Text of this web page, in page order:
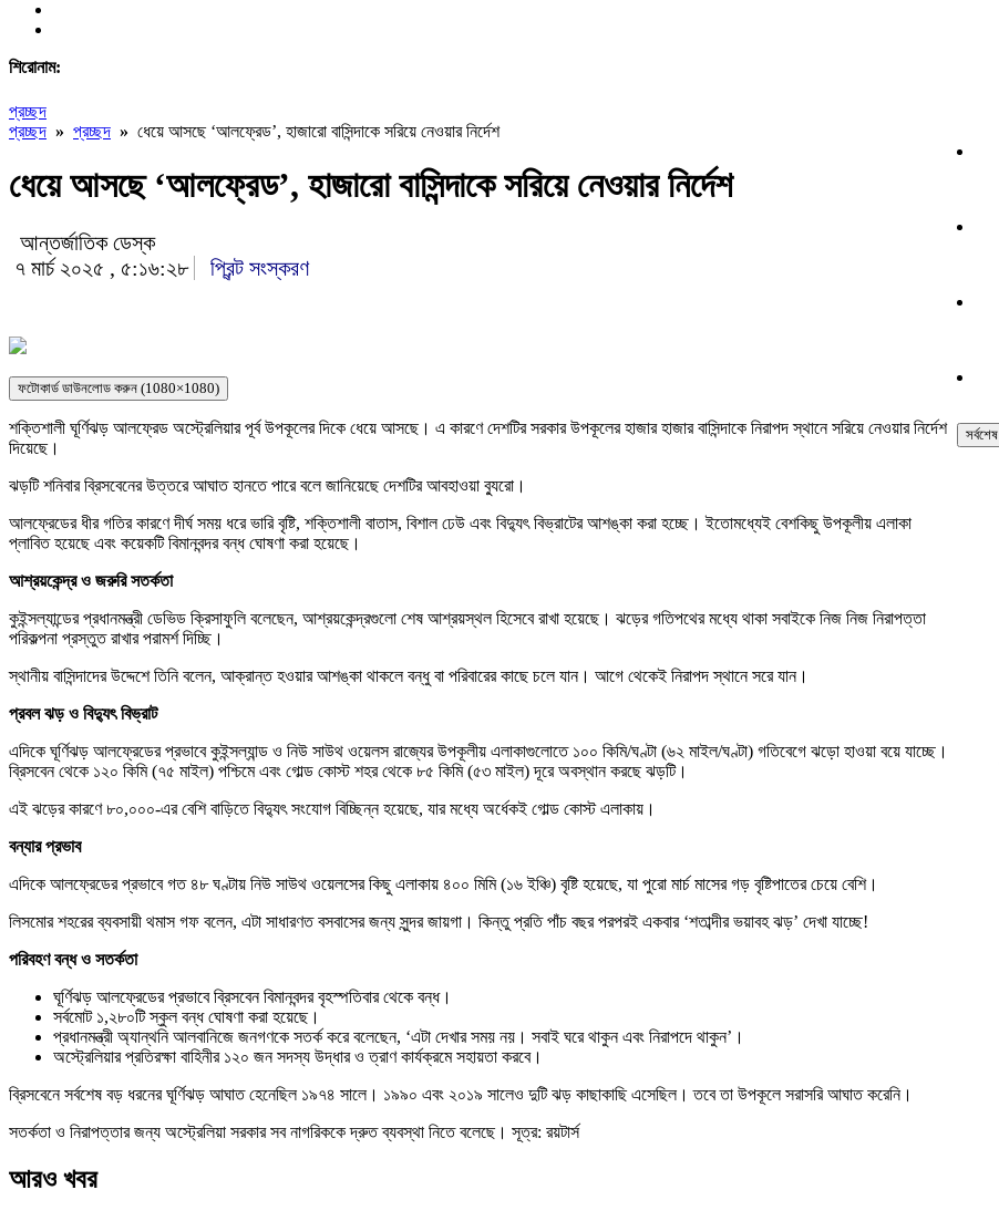
শিরোনাম:
প্রচ্ছদ
প্রচ্ছদ » প্রচ্ছদ » ধেয়ে আসছে ‘আলফ্রেড’, হাজারো বাসিন্দাকে সরিয়ে নেওয়ার নির্দেশ
ধেয়ে আসছে ‘আলফ্রেড’, হাজারো বাসিন্দাকে সরিয়ে নেওয়ার নির্দেশ
আন্তর্জাতিক ডেস্ক
৭ মার্চ ২০২৫ , ৫:১৬:২৮
প্রিন্ট সংস্করণ
ফটোকার্ড ডাউনলোড করুন (1080×1080)
শক্তিশালী ঘূর্ণিঝড় আলফ্রেড অস্ট্রেলিয়ার পূর্ব উপকূলের দিকে ধেয়ে আসছে। এ কারণে দেশটির সরকার উপকূলের হাজার হাজার বাসিন্দাকে নিরাপদ স্থানে সরিয়ে নেওয়ার নির্দেশ
দিয়েছে।
ঝড়টি শনিবার ব্রিসবেনের উত্তরে আঘাত হানতে পারে বলে জানিয়েছে দেশটির আবহাওয়া ব্যুরো।
আলফ্রেডের ধীর গতির কারণে দীর্ঘ সময় ধরে ভারি বৃষ্টি, শক্তিশালী বাতাস, বিশাল ঢেউ এবং বিদ্যুৎ বিভ্রাটের আশঙ্কা করা হচ্ছে। ইতোমধ্যেই বেশকিছু উপকূলীয় এলাকা
প্লাবিত হয়েছে এবং কয়েকটি বিমানবন্দর বন্ধ ঘোষণা করা হয়েছে।
আশ্রয়কেন্দ্র ও জরুরি সতর্কতা
কুইন্সল্যান্ডের প্রধানমন্ত্রী ডেভিড ক্রিসাফুলি বলেছেন, আশ্রয়কেন্দ্রগুলো শেষ আশ্রয়স্থল হিসেবে রাখা হয়েছে। ঝড়ের গতিপথের মধ্যে থাকা সবাইকে নিজ নিজ নিরাপত্তা
পরিকল্পনা প্রস্তুত রাখার পরামর্শ দিচ্ছি।
স্থানীয় বাসিন্দাদের উদ্দেশে তিনি বলেন, আক্রান্ত হওয়ার আশঙ্কা থাকলে বন্ধু বা পরিবারের কাছে চলে যান। আগে থেকেই নিরাপদ স্থানে সরে যান।
প্রবল ঝড় ও বিদ্যুৎ বিভ্রাট
এদিকে ঘূর্ণিঝড় আলফ্রেডের প্রভাবে কুইন্সল্যান্ড ও নিউ সাউথ ওয়েলস রাজ্যের উপকূলীয় এলাকাগুলোতে ১০০ কিমি/ঘণ্টা (৬২ মাইল/ঘণ্টা) গতিবেগে ঝড়ো হাওয়া বয়ে যাচ্ছে।
ব্রিসবেন থেকে ১২০ কিমি (৭৫ মাইল) পশ্চিমে এবং গোল্ড কোস্ট শহর থেকে ৮৫ কিমি (৫৩ মাইল) দূরে অবস্থান করছে ঝড়টি।
এই ঝড়ের কারণে ৮০,০০০-এর বেশি বাড়িতে বিদ্যুৎ সংযোগ বিচ্ছিন্ন হয়েছে, যার মধ্যে অর্ধেকই গোল্ড কোস্ট এলাকায়।
বন্যার প্রভাব
এদিকে আলফ্রেডের প্রভাবে গত ৪৮ ঘণ্টায় নিউ সাউথ ওয়েলসের কিছু এলাকায় ৪০০ মিমি (১৬ ইঞ্চি) বৃষ্টি হয়েছে, যা পুরো মার্চ মাসের গড় বৃষ্টিপাতের চেয়ে বেশি।
লিসমোর শহরের ব্যবসায়ী থমাস গফ বলেন, এটা সাধারণত বসবাসের জন্য সুন্দর জায়গা। কিন্তু প্রতি পাঁচ বছর পরপরই একবার ‘শতাব্দীর ভয়াবহ ঝড়’ দেখা যাচ্ছে!
পরিবহণ বন্ধ ও সতর্কতা
ঘূর্ণিঝড় আলফ্রেডের প্রভাবে ব্রিসবেন বিমানবন্দর বৃহস্পতিবার থেকে বন্ধ।
সর্বমোট ১,২৮০টি স্কুল বন্ধ ঘোষণা করা হয়েছে।
প্রধানমন্ত্রী অ্যান্থনি আলবানিজে জনগণকে সতর্ক করে বলেছেন, ‘এটা দেখার সময় নয়। সবাই ঘরে থাকুন এবং নিরাপদে থাকুন’।
অস্ট্রেলিয়ার প্রতিরক্ষা বাহিনীর ১২০ জন সদস্য উদ্ধার ও ত্রাণ কার্যক্রমে সহায়তা করবে।
ব্রিসবেনে সর্বশেষ বড় ধরনের ঘূর্ণিঝড় আঘাত হেনেছিল ১৯৭৪ সালে। ১৯৯০ এবং ২০১৯ সালেও দুটি ঝড় কাছাকাছি এসেছিল। তবে তা উপকূলে সরাসরি আঘাত করেনি।
সতর্কতা ও নিরাপত্তার জন্য অস্ট্রেলিয়া সরকার সব নাগরিককে দ্রুত ব্যবস্থা নিতে বলেছে। সূত্র: রয়টার্স
আরও খবর
সর্বশেষ